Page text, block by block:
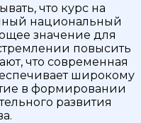
что курс на
национальный
значение для
повысить
что современная
широкому
в формировании
развития